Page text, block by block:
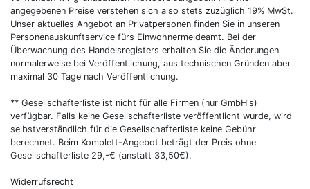
angegebenen Preise verstehen sich also stets zuzüglich 19% MwSt.
Unser aktuelles Angebot an Privatpersonen finden Sie in unseren
Personenauskunftservice fürs Einwohnermeldeamt. Bei der
Überwachung des Handelsregisters erhalten Sie die Änderungen
normalerweise bei Veröffentlichung, aus technischen Gründen aber
maximal 30 Tage nach Veröffentlichung.
** Gesellschafterliste ist nicht für alle Firmen (nur GmbH's)
verfügbar. Falls keine Gesellschafterliste veröffentlicht wurde, wird
selbstverständlich für die Gesellschafterliste keine Gebühr
berechnet. Beim Komplett-Angebot beträgt der Preis ohne
Gesellschafterliste 29,-€ (anstatt 33,50€).
Widerrufsrecht